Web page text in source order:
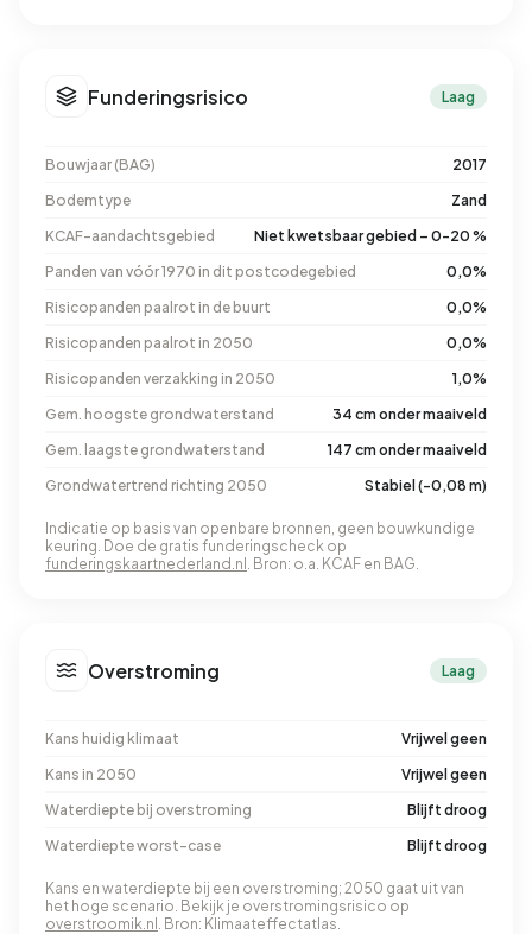
Funderingsrisico Laag
Bouwjaar (BAG)
2017
Bodemtype
Zand
KCAF-aandachtsgebied
Niet kwetsbaar gebied – 0-20 %
Panden van vóór 1970 in dit postcodegebied
0,0%
Risicopanden paalrot in de buurt
0,0%
Risicopanden paalrot in 2050
0,0%
Risicopanden verzakking in 2050
1,0%
Gem. hoogste grondwaterstand
34 cm onder maaiveld
Gem. laagste grondwaterstand
147 cm onder maaiveld
Grondwatertrend richting 2050
Stabiel (-0,08 m)
Indicatie op basis van openbare bronnen, geen bouwkundige
keuring. Doe de gratis funderingscheck op
funderingskaartnederland.nl . Bron: o.a. KCAF en BAG.
Overstroming Laag
Kans huidig klimaat
Vrijwel geen
Kans in 2050
Vrijwel geen
Waterdiepte bij overstroming
Blijft droog
Waterdiepte worst-case
Blijft droog
Kans en waterdiepte bij een overstroming; 2050 gaat uit van
het hoge scenario. Bekijk je overstromingsrisico op
overstroomik.nl . Bron: Klimaateffectatlas.